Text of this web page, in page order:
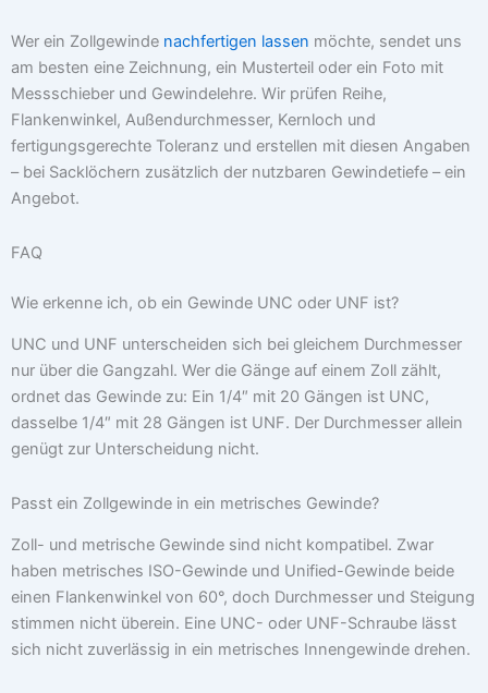
Wer ein Zollgewinde nachfertigen lassen möchte, sendet uns
am besten eine Zeichnung, ein Musterteil oder ein Foto mit
Messschieber und Gewindelehre. Wir prüfen Reihe,
Flankenwinkel, Außendurchmesser, Kernloch und
fertigungsgerechte Toleranz und erstellen mit diesen Angaben
– bei Sacklöchern zusätzlich der nutzbaren Gewindetiefe – ein
Angebot.
FAQ
Wie erkenne ich, ob ein Gewinde UNC oder UNF ist?
UNC und UNF unterscheiden sich bei gleichem Durchmesser
nur über die Gangzahl. Wer die Gänge auf einem Zoll zählt,
ordnet das Gewinde zu: Ein 1/4″ mit 20 Gängen ist UNC,
dasselbe 1/4″ mit 28 Gängen ist UNF. Der Durchmesser allein
genügt zur Unterscheidung nicht.
Passt ein Zollgewinde in ein metrisches Gewinde?
Zoll- und metrische Gewinde sind nicht kompatibel. Zwar
haben metrisches ISO-Gewinde und Unified-Gewinde beide
einen Flankenwinkel von 60°, doch Durchmesser und Steigung
stimmen nicht überein. Eine UNC- oder UNF-Schraube lässt
sich nicht zuverlässig in ein metrisches Innengewinde drehen.